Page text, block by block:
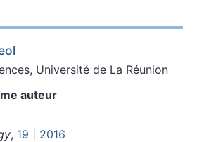
Université de La Réunion
auteur
, 19 | 2016